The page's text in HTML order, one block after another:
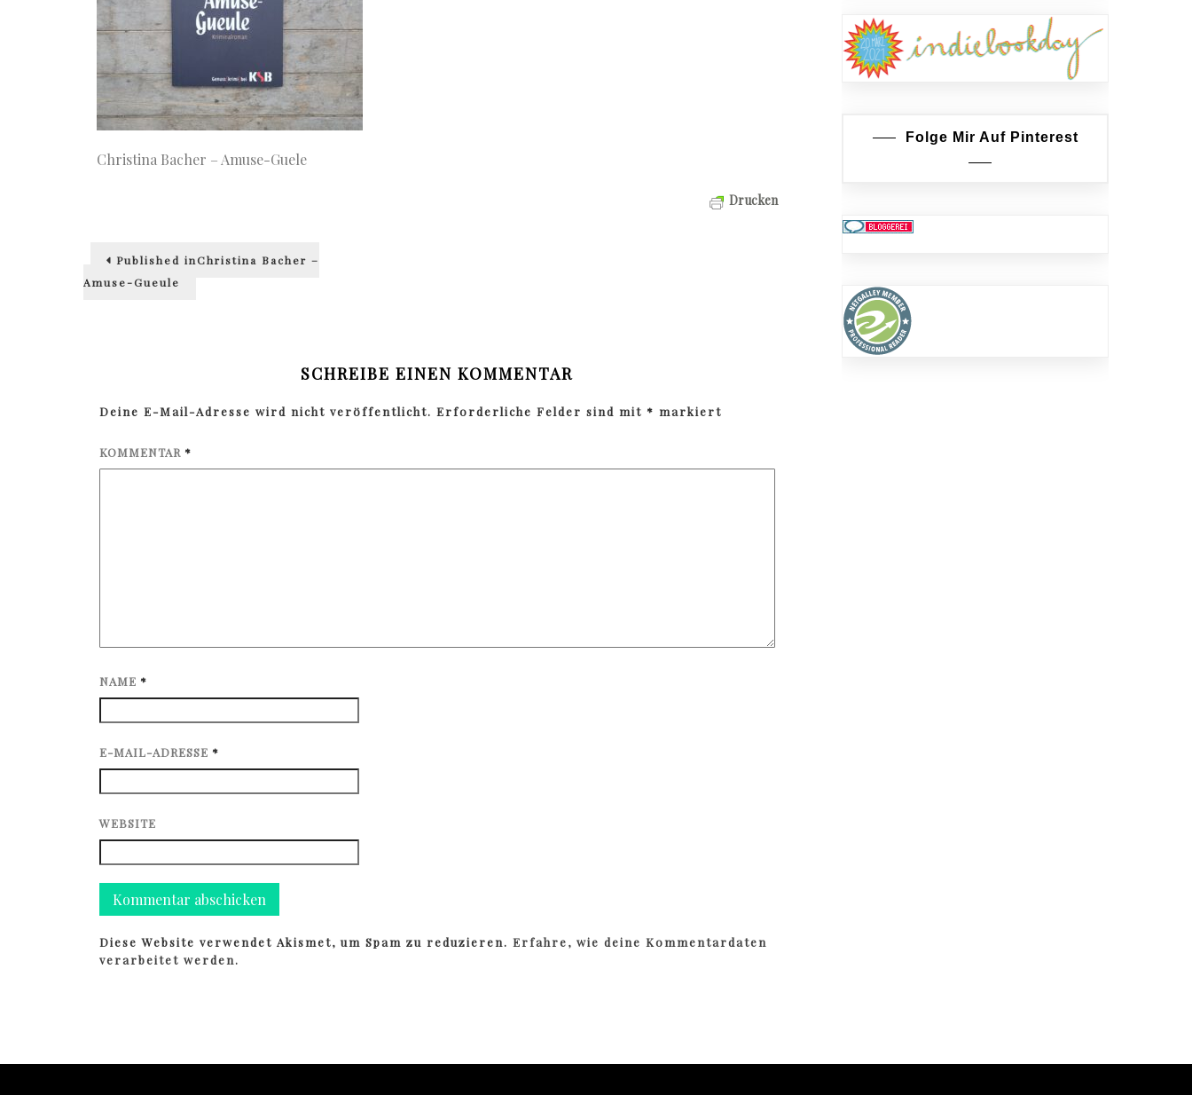
Christina Bacher – Amuse-Guele
Drucken
Beitragsnavigation
Published inChristina Bacher –
Amuse-Gueule
SCHREIBE EINEN KOMMENTAR
Deine E-Mail-Adresse wird nicht veröffentlicht. Erforderliche Felder sind mit * markiert
KOMMENTAR *
NAME *
E-MAIL-ADRESSE *
WEBSITE
Diese Website verwendet Akismet, um Spam zu reduzieren.Erfahre, wie deine Kommentardaten
verarbeitet werden.
Folge Mir Auf Pinterest